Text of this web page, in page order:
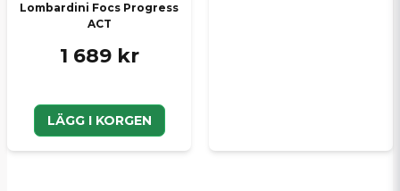
Lombardini Focs Progress
ACT
1 689 kr
LÄGG I KORGEN